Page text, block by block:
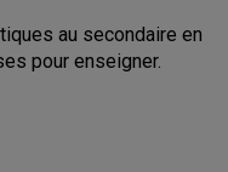
au secondaire en
pour enseigner.